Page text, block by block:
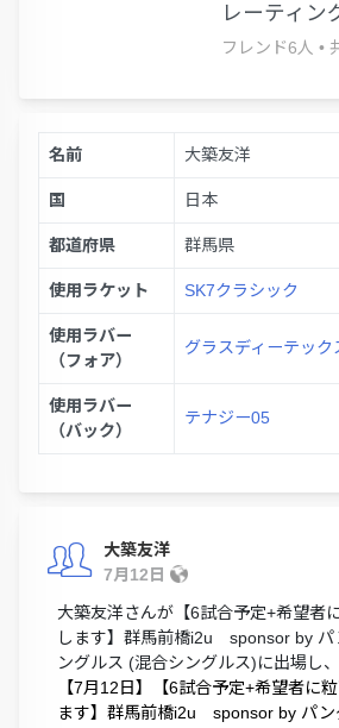
レーティン
フレンド6人 •
名前 大築友洋
国 日本
都道府県 群馬県
使用ラケット SK7クラシック
使用ラバー
（フォア）
グラスディーテック
使用ラバー
（バック）
テナジー05
大築友洋
7月12日
大築友洋さんが【6試合予定+希望者
します】群馬前橋i2u sponsor by パ
ングルス (混合シングルス)に出場し
【7月12日】【6試合予定+希望者に
ます】群馬前橋i2u sponsor by パン